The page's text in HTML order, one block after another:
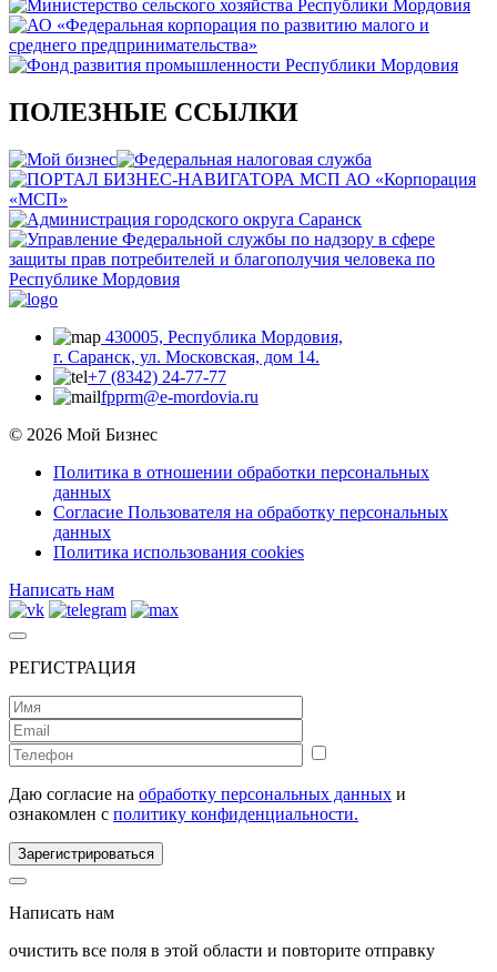
ПОЛЕЗНЫЕ ССЫЛКИ
430005, Республика Мордовия,
г. Саранск, ул. Московская, дом 14.
+7 (8342) 24-77-77
fpprm@e-mordovia.ru
© 2026 Мой Бизнес
Политика в отношении обработки персональных
данных
Согласие Пользователя на обработку персональных
данных
Политика использования cookies
Написать нам
РЕГИСТРАЦИЯ
Даю согласие на обработку персональных данных и
ознакомлен с политику конфиденциальности.
Зарегистрироваться
Написать нам
очистить все поля в этой области и повторите отправку